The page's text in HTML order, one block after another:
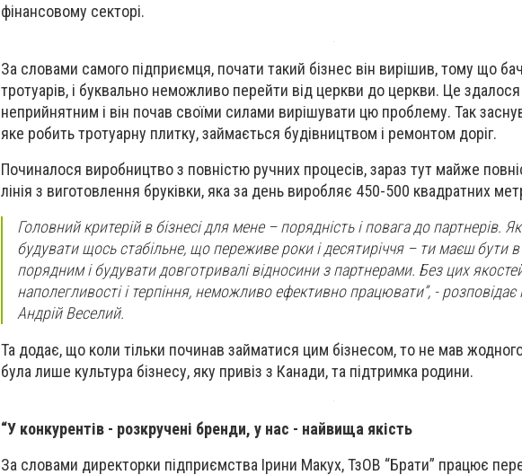
фінансовому секторі.
За словами самого підприємця, почати такий бізнес він вирішив, тому що
тротуарів, і буквально неможливо перейти від церкви до церкви. Це
неприйнятним і він почав своїми силами вирішувати цю проблему. Так
яке робить тротуарну плитку, займається будівництвом і ремонтом доріг.
Починалося виробництво з повністю ручних процесів, зараз тут майже
лінія з виготовлення бруківки, яка за день виробляє 450-500 квадратних
Головний критерій в бізнесі для мене – порядність і повага до партнерів.
будувати щось стабільне, що переживе роки і десятиріччя – ти маєш бути
порядним і будувати довготривалі відносини з партнерами. Без цих
наполегливості і терпіння, неможливо ефективно працювати”, -
Андрій Веселий.
Та додає, що коли тільки починав займатися цим бізнесом, то не мав
була лише культура бізнесу, яку привіз з Канади, та підтримка родини.
“У конкурентів - розкручені бренди, у нас - найвища якість
За словами директорки підприємства Ірини Макух, ТзОВ “Брати” працює